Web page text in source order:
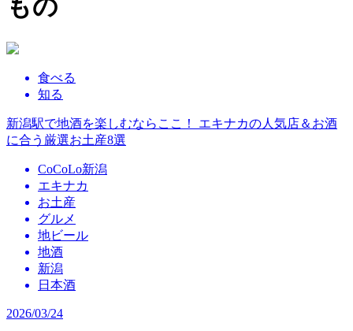
もの
食べる
知る
新潟駅で地酒を楽しむならここ！ エキナカの人気店＆お酒
に合う厳選お土産8選
CoCoLo新潟
エキナカ
お土産
グルメ
地ビール
地酒
新潟
日本酒
2026/03/24